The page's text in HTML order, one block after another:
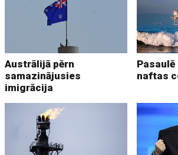
Austrālijā pērn
samazinājusies
imigrācija
naftas